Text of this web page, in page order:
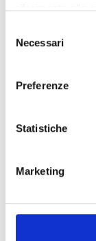
riferimento alle
delNecessari
Preferenze
Statistiche
Marketing
IL
DIECI
06